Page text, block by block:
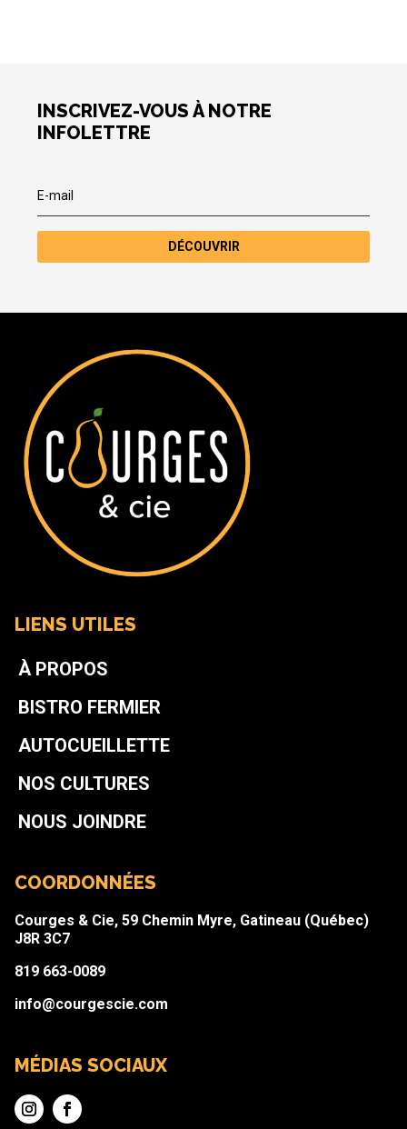
INSCRIVEZ-VOUS À NOTRE
INFOLETTRE
DÉCOUVRIR
LIENS UTILES
À PROPOS
BISTRO FERMIER
AUTOCUEILLETTE
NOS CULTURES
NOUS JOINDRE
COORDONNÉES
Courges & Cie, 59 Chemin Myre, Gatineau (Québec)
J8R 3C7
819 663-0089
info@courgescie.com
MÉDIAS SOCIAUX